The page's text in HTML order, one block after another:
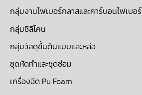
กลุ่มงานไฟเบอร์กลาสและคาร์บอนไฟเบอร์
กลุ่มซิลิโคน
กลุ่มวัสดุขึ้นต้นแบบและหล่อ
ชุดหัดทำและชุดซ่อม
เครื่องฉีด Pu Foam